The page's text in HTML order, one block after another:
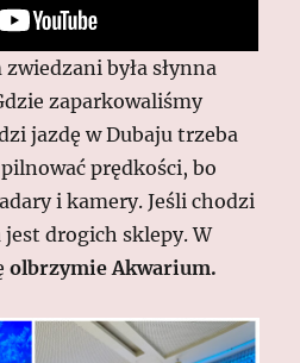
była słynna
zaparkowaliśmy
jazdę w Dubaju trzeba
prędkości, bo
i kamery. Jeśli chodzi
jest drogich sklepy. W
olbrzymie Akwarium.